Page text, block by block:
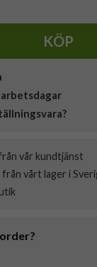
KÖP
arbetsdagar
vår kundtjänst
vårt lager i